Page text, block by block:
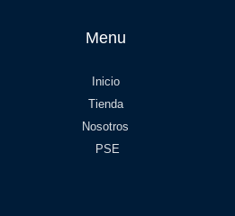
Menu
Inicio
Tienda
Nosotros
PSE